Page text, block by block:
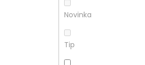
Novinka
Tip